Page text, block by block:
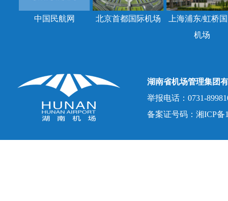
中国民航网 北京首都国际机场
上海浦东/虹桥
机场
湖南省机场管理集团
举报电话：0731-
备案证号码：湘ICP备